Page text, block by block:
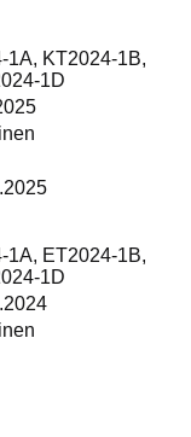
1A, KT2024-1B,
1D
1A, ET2024-1B,
1D